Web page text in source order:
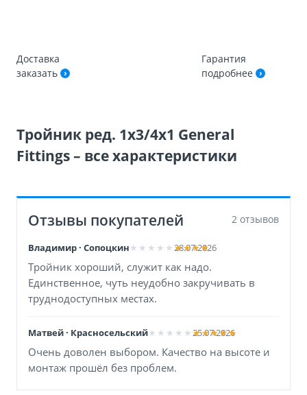
Доставка
заказать
Гарантия
подробнее
Тройник ред. 1х3/4х1 General
Fittings – все характеристики
Отзывы покупателей 2 отзывов
Владимир · Сопоцкин 28.07.2026
Тройник хороший, служит как надо.
Единственное, чуть неудобно закручивать в
труднодоступных местах.
Матвей · Красносельский 25.07.2026
Очень доволен выбором. Качество на высоте и
монтаж прошёл без проблем.